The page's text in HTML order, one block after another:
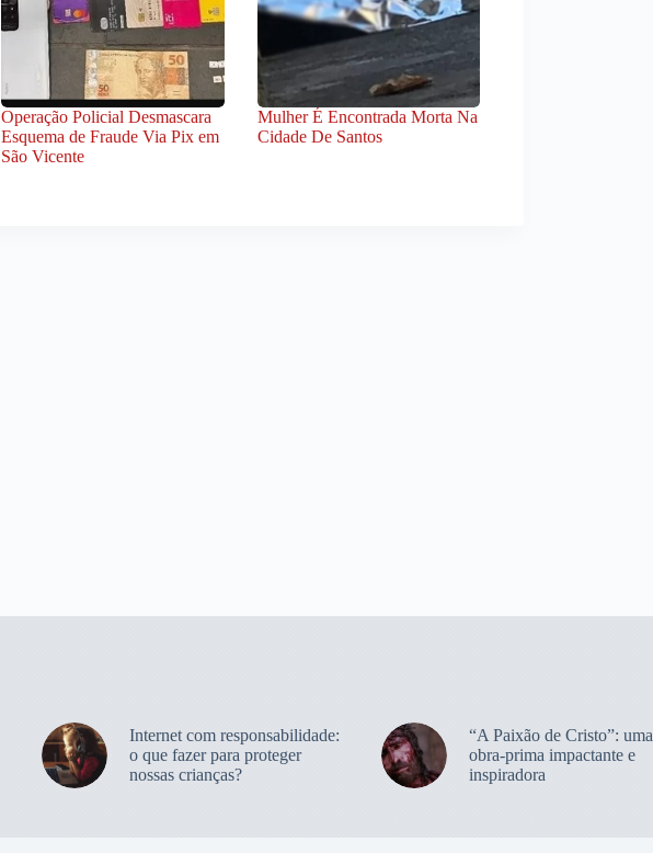
Operação Policial Desmascara
Esquema de Fraude Via Pix em
São Vicente
Mulher É Encontrada Morta Na
Cidade De Santos
Internet com responsabilidade:
o que fazer para proteger
nossas crianças?
“A Paixão de Cristo”: uma
obra-prima impactante e
inspiradora